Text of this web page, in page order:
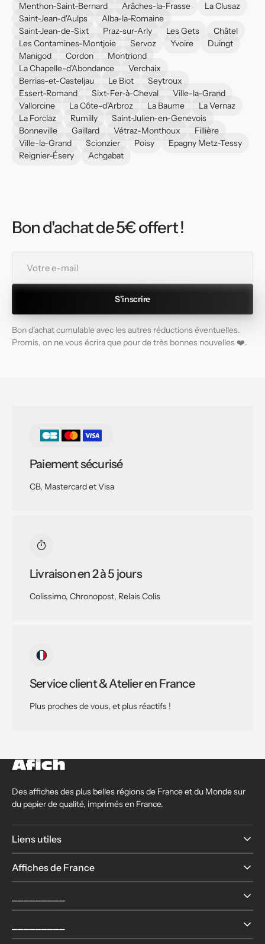
Menthon-Saint-Bernard
Arâches-la-Frasse
La Clusaz
Saint-Jean-d'Aulps
Alba-la-Romaine
Saint-Jean-de-Sixt
Praz-sur-Arly Les Gets
Châtel
Les Contamines-Montjoie
Servoz Yvoire
Duingt
Manigod
Cordon
Montriond
La Chapelle-d'Abondance
Verchaix
Berrias-et-Casteljau
Le Biot
Seytroux
Essert-Romand
Sixt-Fer-à-Cheval
Ville-la-Grand
Vallorcine
La Côte-d'Arbroz La Baume
La Vernaz
La Forclaz
Rumilly
Saint-Julien-en-Genevois
Bonneville
Gaillard Vétraz-Monthoux
Fillière
Ville-la-Grand
Scionzier Poisy
Epagny Metz-Tessy
Reignier-Ésery
Achgabat
Bon d'achat de 5€ offert !
mail
S'inscrire
Bon d'achat cumulable avec les autres réductions éventuelles.
Promis, on ne vous écrira que pour de très bonnes nouvelles ❤️.
Paiement sécurisé
CB, Mastercard et Visa
Livraison en 2 à 5 jours
Colissimo, Chronopost, Relais Colis
Service client & Atelier en France
Plus proches de vous, et plus réactifs !
Des affiches des plus belles régions de France et du Monde sur
du papier de qualité, imprimés en France.
Liens utiles
Affiches de France